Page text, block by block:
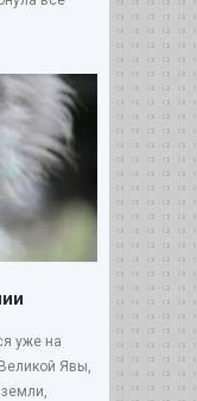
уже на
Явы,